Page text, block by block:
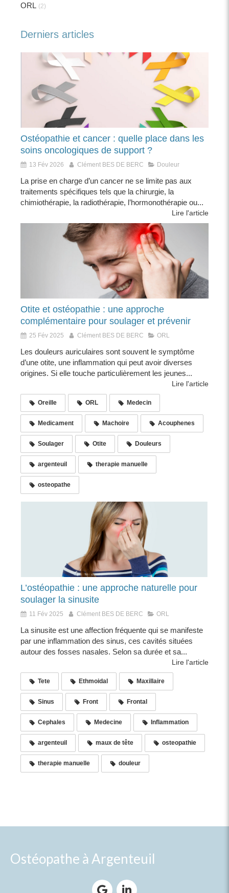
ORL (2)
Derniers articles
Ostéopathie et cancer : quelle place dans les
soins oncologiques de support ?
13 Fév 2026 Clément BES DE BERC Douleur
La prise en charge d’un cancer ne se limite pas aux
traitements spécifiques tels que la chirurgie, la
chimiothérapie, la radiothérapie, l’hormonothérapie ou...
Lire l'article
Otite et ostéopathie : une approche
complémentaire pour soulager et prévenir
25 Fév 2025 Clément BES DE BERC ORL
Les douleurs auriculaires sont souvent le symptôme
d’une otite, une inflammation qui peut avoir diverses
origines. Si elle touche particulièrement les jeunes...
Lire l'article
Oreille ORL Medecin
Medicament Machoire Acouphenes
Soulager Otite Douleurs
argenteuil therapie manuelle
osteopathe
L’ostéopathie : une approche naturelle pour
soulager la sinusite
11 Fév 2025 Clément BES DE BERC ORL
La sinusite est une affection fréquente qui se manifeste
par une inflammation des sinus, ces cavités situées
autour des fosses nasales. Selon sa durée et sa...
Lire l'article
Tete Ethmoidal Maxillaire
Sinus Front Frontal
Cephales Medecine Inflammation
argenteuil maux de tête osteopathie
therapie manuelle douleur
Ostéopathe à Argenteuil